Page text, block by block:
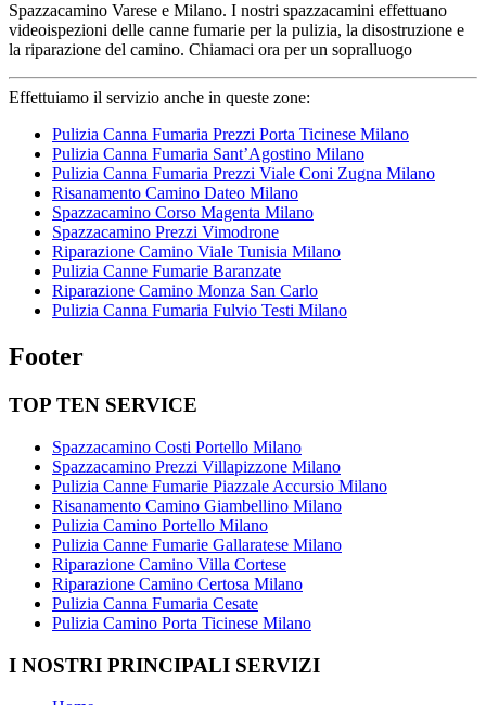
Spazzacamino Varese e Milano. I nostri spazzacamini effettuano
videoispezioni delle canne fumarie per la pulizia, la disostruzione e
la riparazione del camino. Chiamaci ora per un sopralluogo
Effettuiamo il servizio anche in queste zone:
Pulizia Canna Fumaria Prezzi Porta Ticinese Milano
Pulizia Canna Fumaria Sant’Agostino Milano
Pulizia Canna Fumaria Prezzi Viale Coni Zugna Milano
Risanamento Camino Dateo Milano
Spazzacamino Corso Magenta Milano
Spazzacamino Prezzi Vimodrone
Riparazione Camino Viale Tunisia Milano
Pulizia Canne Fumarie Baranzate
Riparazione Camino Monza San Carlo
Pulizia Canna Fumaria Fulvio Testi Milano
Footer
TOP TEN SERVICE
Spazzacamino Costi Portello Milano
Spazzacamino Prezzi Villapizzone Milano
Pulizia Canne Fumarie Piazzale Accursio Milano
Risanamento Camino Giambellino Milano
Pulizia Camino Portello Milano
Pulizia Canne Fumarie Gallaratese Milano
Riparazione Camino Villa Cortese
Riparazione Camino Certosa Milano
Pulizia Canna Fumaria Cesate
Pulizia Camino Porta Ticinese Milano
I NOSTRI PRINCIPALI SERVIZI